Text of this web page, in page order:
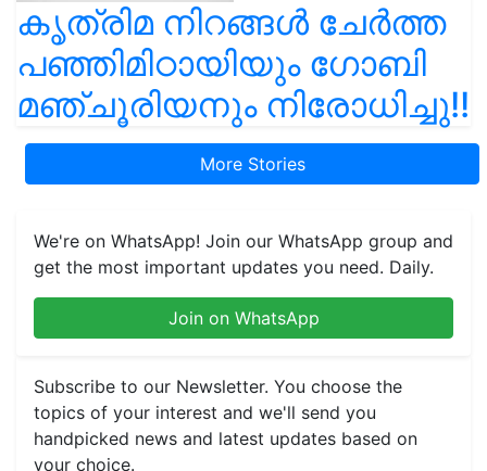
കൃത്രിമ നിറങ്ങൾ ചേർത്ത
പഞ്ഞിമിഠായിയും ഗോബി
മഞ്ചൂരിയനും നിരോധിച്ചു!!
More Stories
We're on WhatsApp! Join our WhatsApp group and
get the most important updates you need. Daily.
Join on WhatsApp
Subscribe to our Newsletter. You choose the
topics of your interest and we'll send you
handpicked news and latest updates based on
your choice.